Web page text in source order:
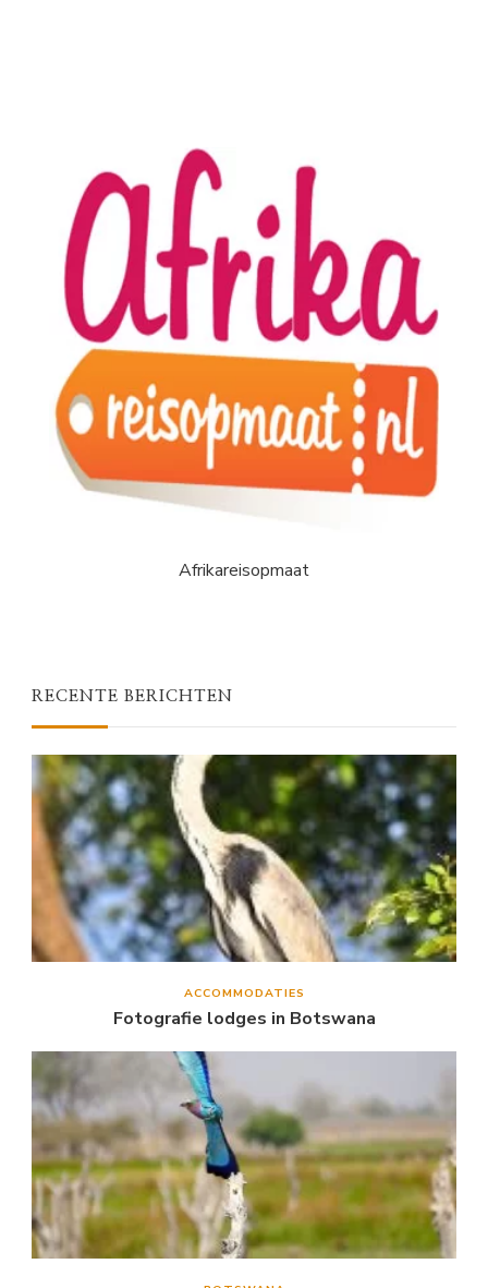
Afrikareisopmaat
RECENTE BERICHTEN
ACCOMMODATIES
Fotografie lodges in Botswana